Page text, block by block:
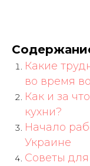
Какие
во время
Как и за
кухни?
Начало
Украине
Советы